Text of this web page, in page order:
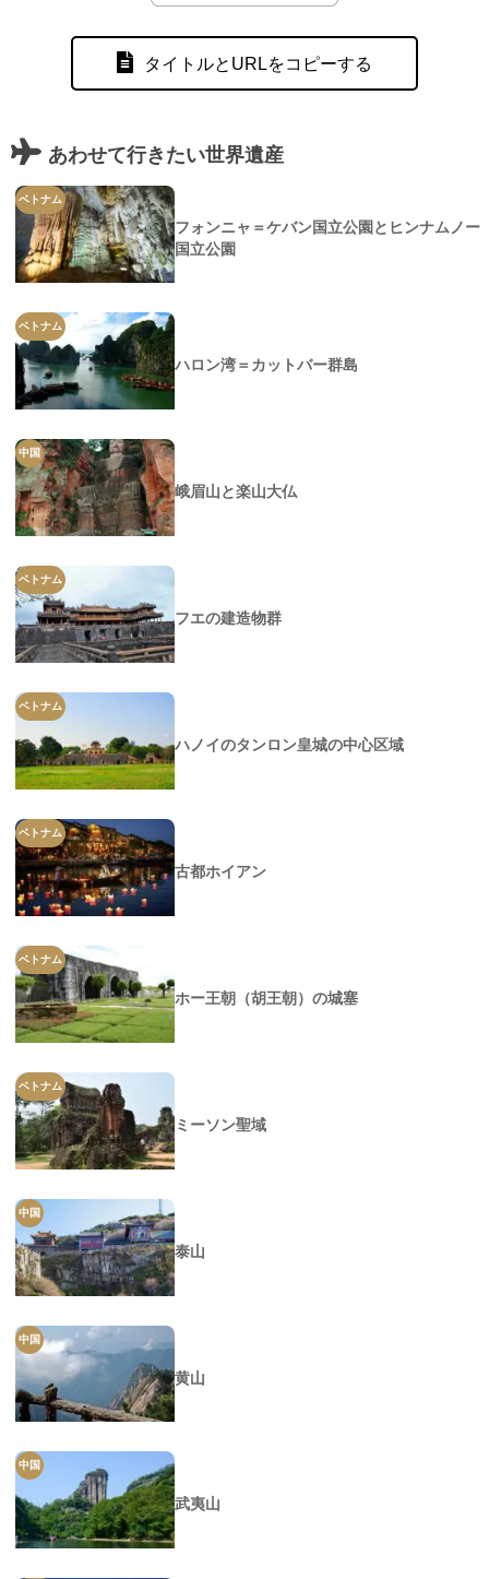
タイトルとURLをコピーする
あわせて行きたい世界遺産
ベトナム
フォンニャ＝ケバン国立公園とヒンナムノー
国立公園
ベトナム
ハロン湾＝カットバー群島
中国
峨眉山と楽山大仏
ベトナム
フエの建造物群
ベトナム
ハノイのタンロン皇城の中心区域
ベトナム
古都ホイアン
ベトナム
ホー王朝（胡王朝）の城塞
ベトナム
ミーソン聖域
中国
泰山
中国
黄山
中国
武夷山